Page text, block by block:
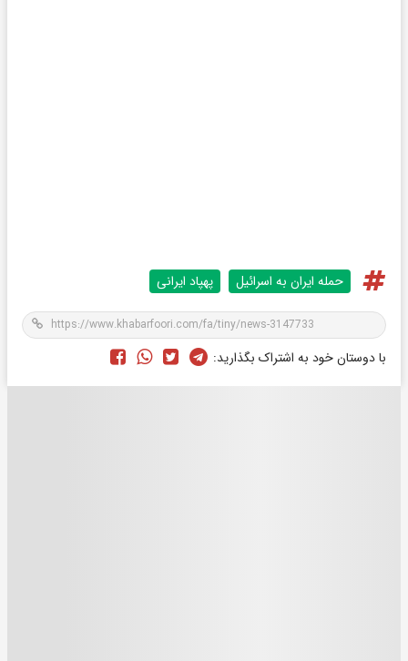
حمله ایران به اسرائیل پهپاد ایرانی
با دوستان خود به اشتراک بگذارید: